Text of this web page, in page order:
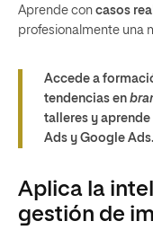
Aprende con casos
profesionalmente una
Accede a
tendencias en
talleres y aprende
Ads y Google Ads.
Aplica la
gestión de